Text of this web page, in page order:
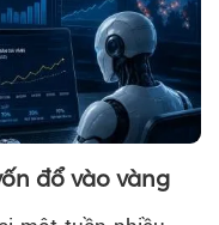
đổ vào vàng